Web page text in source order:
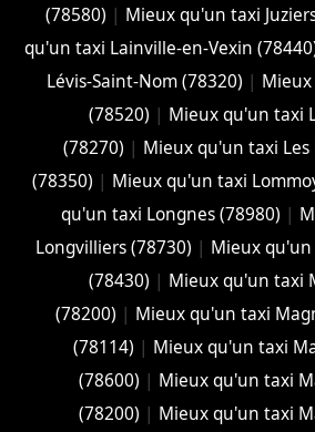
(78580) | Mieux qu'un taxi
qu'un taxi Lainville-en-Vexin
Lévis-Saint-Nom (78320) |
(78520) | Mieux qu'un taxi
(78270) | Mieux qu'un taxi Les
(78350) | Mieux qu'un taxi
qu'un taxi Longnes (78980) |
Longvilliers (78730) | Mieux
(78430) | Mieux qu'un taxi
(78200) | Mieux qu'un taxi
(78114) | Mieux qu'un taxi
(78600) | Mieux qu'un taxi
(78200) | Mieux qu'un taxi